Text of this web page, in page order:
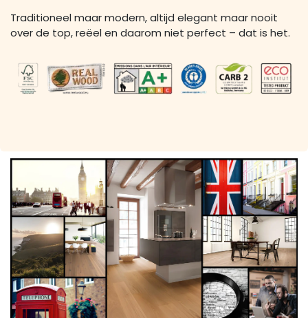
Traditioneel maar modern, altijd elegant maar nooit
over de top, reëel en daarom niet perfect – dat is het.